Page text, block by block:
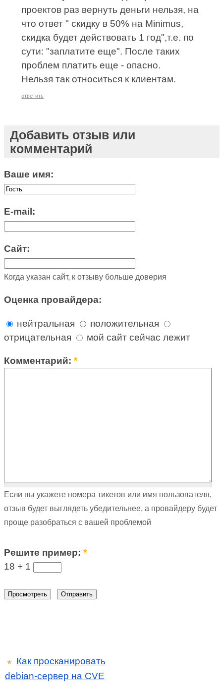
проектов раз вернуть деньги нельзя, на
что ответ " скидку в 50% на Minimus,
скидка будет действовать 1 год",т.е. по
сути: "заплатите еще". После таких
проблем платить еще - опасно.
Нельзя так относиться к клиентам.
ответить
Добавить отзыв или
комментарий
Ваше имя:
E-mail:
Сайт:
Когда указан сайт, к отзыву больше доверия
Оценка провайдера:
нейтральная
положительная
отрицательная
мой сайт сейчас лежит
Комментарий:*
Если вы укажете номера тикетов или имя пользователя,
отзыв будет выглядеть убедительнее, а провайдеру будет
проще разобраться с вашей проблемой
Решите пример:*
18 + 1
★
Как просканировать
debian-сервер на CVE